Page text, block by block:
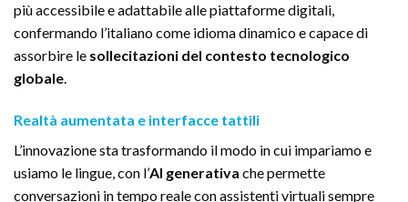
più accessibile e adattabile alle piattaforme digitali,
confermando l’italiano come idioma dinamico e capace di
assorbire le sollecitazioni del contesto tecnologico
globale.
Realtà aumentata e interfacce tattili
L’innovazione sta trasformando il modo in cui impariamo e
usiamo le lingue, con l’AI generativa che permette
conversazioni in tempo reale con assistenti virtuali sempre